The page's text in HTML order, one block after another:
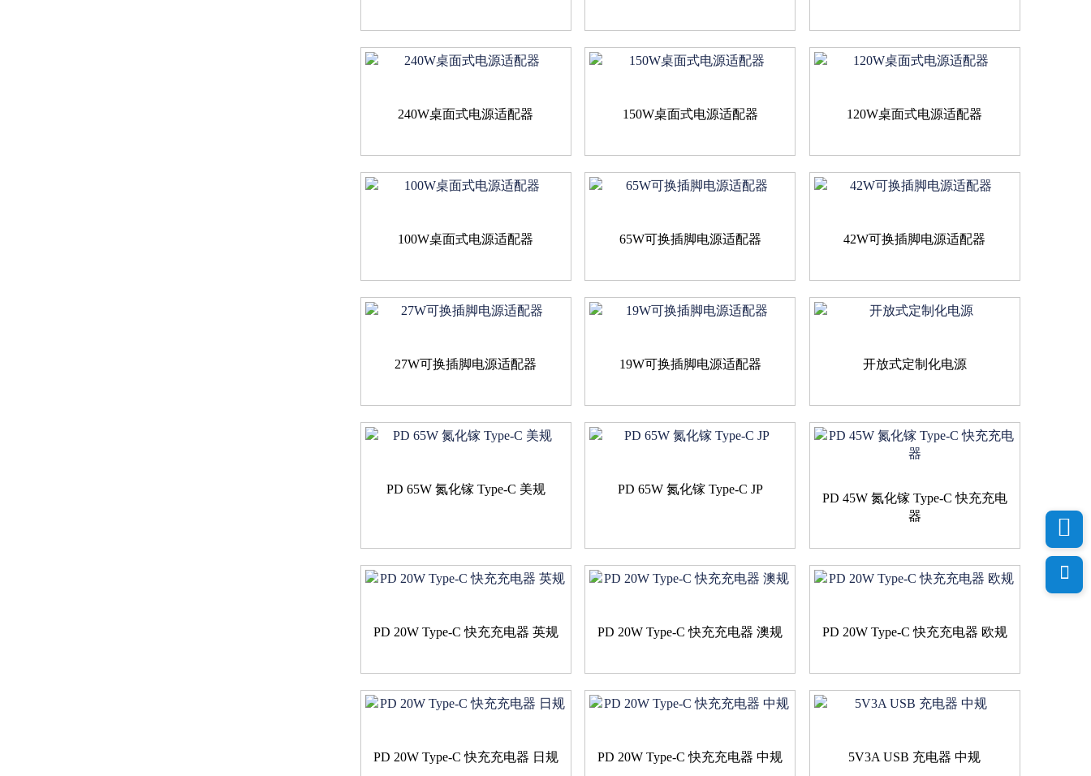
240W桌面式电源适配器 150W桌面式电源适配器 120W桌面式电源适配器
100W桌面式电源适配器 65W可换插脚电源适配器 42W可换插脚电源适配器
27W可换插脚电源适配器 19W可换插脚电源适配器 开放式定制化电源
PD 65W 氮化镓 Type-C 美规 PD 65W 氮化镓 Type-C JP
PD 45W 氮化镓 Type-C 快充充电
器
PD 20W Type-C 快充充电器 英规 PD 20W Type-C 快充充电器 澳规 PD 20W Type-C 快充充电器 欧规
PD 20W Type-C 快充充电器 日规 PD 20W Type-C 快充充电器 中规 5V3A USB 充电器 中规